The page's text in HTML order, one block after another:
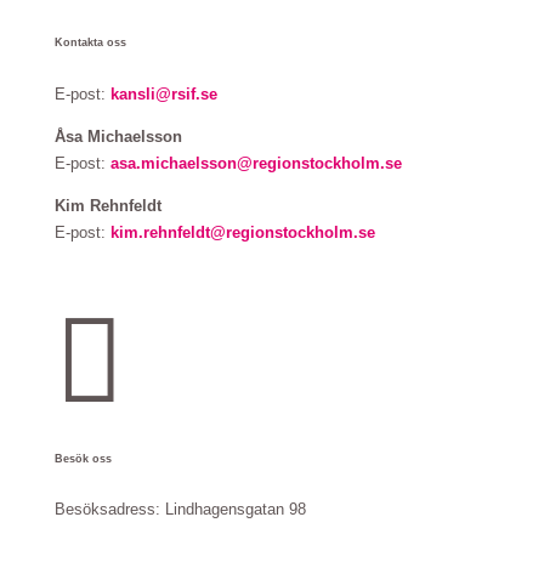
Kontakta oss
E-post: kansli@rsif.se
Åsa Michaelsson
E-post: asa.michaelsson@regionstockholm.se
Kim Rehnfeldt
E-post: kim.rehnfeldt@regionstockholm.se

Besök oss
Besöksadress: Lindhagensgatan 98